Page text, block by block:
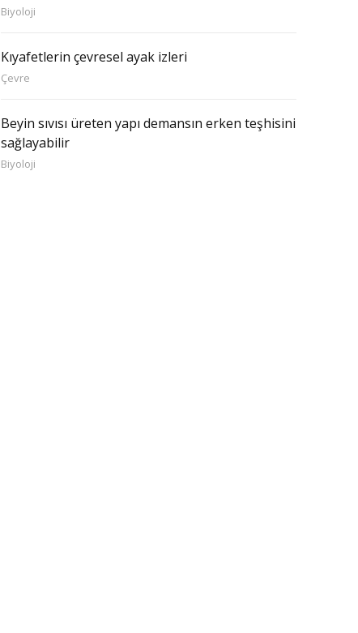
Biyoloji
Kıyafetlerin çevresel ayak izleri
Çevre
Beyin sıvısı üreten yapı demansın erken teşhisini
sağlayabilir
Biyoloji